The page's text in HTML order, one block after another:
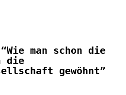
man schon die
die
gewöhnt”